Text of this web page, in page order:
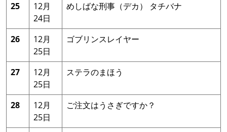
25
12月
24日
めしばな刑事（デカ） タチバナ
26
12月
25日
ゴブリンスレイヤー
27
12月
25日
ステラのまほう
28
12月
25日
ご注文はうさぎですか？